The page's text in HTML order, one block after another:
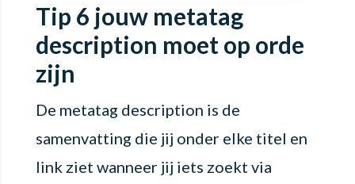
Tip 6 jouw metatag
description moet op orde
zijn
De metatag description is de
samenvatting die jij onder elke titel en
link ziet wanneer jij iets zoekt via